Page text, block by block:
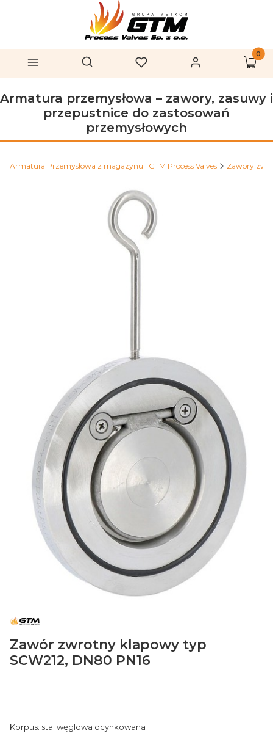
Menu Otwórz wyszukiwarkę
Szukaj Ulubione Zaloguj się
Armatura przemysłowa – zawory, zasuwy i
przepustnice do zastosowań
przemysłowych
Armatura Przemysłowa z magazynu | GTM Process Valves Zawory
Zawór zwrotny klapowy typ
SCW212, DN80 PN16
Korpus: stal węglowa ocynkowana